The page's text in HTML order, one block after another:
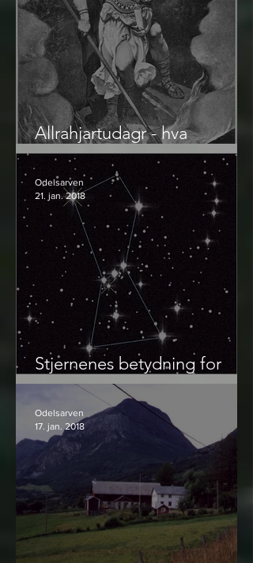
Allrahjartudagr - hva
Valentinsdagen egentlig er
Stjernenes betydning for
mytologi og livsanskuelse
Odelsarven
21. jan. 2018
Odelsarven
17. jan. 2018